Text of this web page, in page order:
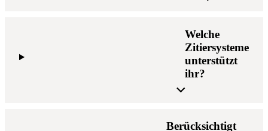
Welche
Zitiersysteme
unterstützt
ihr?
Berücksichtigt